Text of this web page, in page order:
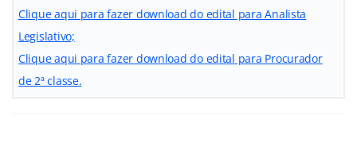
Clique aqui para fazer download do edital para Analista
Legislativo;
Clique aqui para fazer download do edital para Procurador
de 2ª classe.